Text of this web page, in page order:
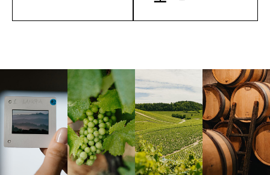
Borgogna,
Francia
Borgogna,
Francia
Instagram